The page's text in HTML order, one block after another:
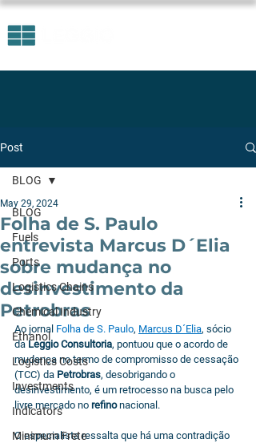
Post
BLOG
Fuels
Ports
Logistics Chains
Chemical Industry
Ethanol
Logistics Costs
Investments
Indicators
Minimum Frete
BLOG
Folha de S. Paulo
entrevista Marcus D´Elia
sobre mudança no
desinvestimento da
Petrobras
May 29, 2024
Ao jornal Folha de S. Paulo, Marcus D´Elia, sócio
da Leggio Consultoria, pontuou que o acordo de
mudança no termo de compromisso de cessação
(TCC) da Petrobras, desobrigando o
desinvestimento, é um retrocesso na busca pelo
livre mercado no refino nacional.
O especialista ressalta que há uma contradição